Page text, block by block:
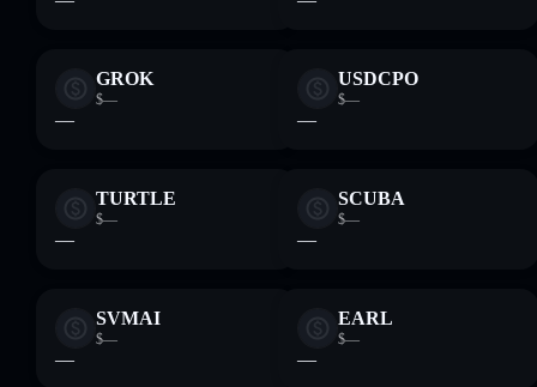
GROK
$—
—
USDCPO
$—
—
TURTLE
$—
—
SCUBA
$—
—
SVMAI
$—
—
EARL
$—
—